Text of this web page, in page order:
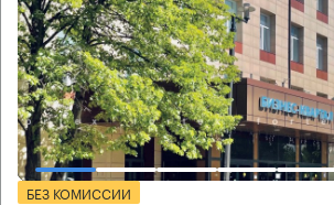
БЕЗ КОМИССИИ